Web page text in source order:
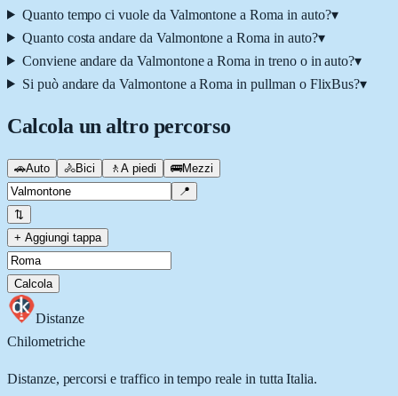
Quanto tempo ci vuole da Valmontone a Roma in auto?▾
Quanto costa andare da Valmontone a Roma in auto?▾
Conviene andare da Valmontone a Roma in treno o in auto?▾
Si può andare da Valmontone a Roma in pullman o FlixBus?▾
Calcola un altro percorso
🚗Auto 🚴Bici 🚶 A piedi 🚌Mezzi
📍
⇅
+ Aggiungi tappa
Calcola
Distanze
Chilometriche
Distanze, percorsi e traffico in tempo reale in tutta Italia.